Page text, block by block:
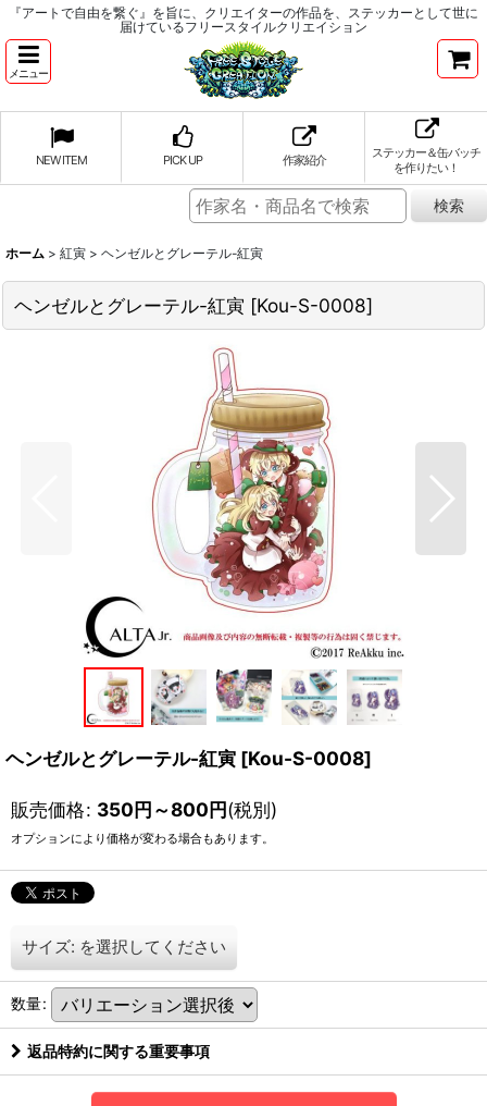
『アートで自由を繋ぐ』を旨に、クリエイターの作品を、ステッカーとして世に
届けているフリースタイルクリエイション
メニュー
NEW ITEM PICK UP 作家紹介
ステッカー＆缶バッチ
を作りたい！
ホーム > 紅寅 > ヘンゼルとグレーテル-紅寅
ヘンゼルとグレーテル-紅寅 [Kou-S-0008]
ヘンゼルとグレーテル-紅寅 [Kou-S-0008]
販売価格: 350円～800円(税別)
オプションにより価格が変わる場合もあります。
サイズ: を選択してください
数量:
返品特約に関する重要事項